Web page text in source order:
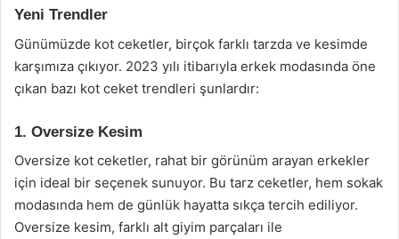
Yeni Trendler
Günümüzde kot ceketler, birçok farklı tarzda ve kesimde
karşımıza çıkıyor. 2023 yılı itibarıyla erkek modasında öne
çıkan bazı kot ceket trendleri şunlardır:
1. Oversize Kesim
Oversize kot ceketler, rahat bir görünüm arayan erkekler
için ideal bir seçenek sunuyor. Bu tarz ceketler, hem sokak
modasında hem de günlük hayatta sıkça tercih ediliyor.
Oversize kesim, farklı alt giyim parçaları ile